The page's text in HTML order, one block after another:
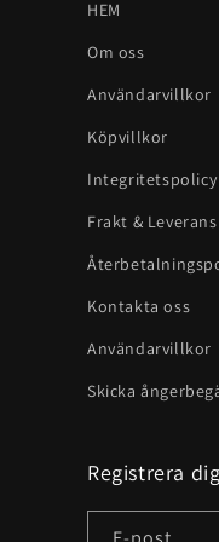
HEM
Om oss
Användarvillkor
Köpvillkor
Integritetspolicy
Frakt & Leverans
Kontakta oss
Användarvillkor
Skicka
Registrera